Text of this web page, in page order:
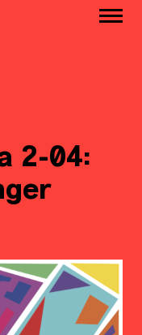
2-04: